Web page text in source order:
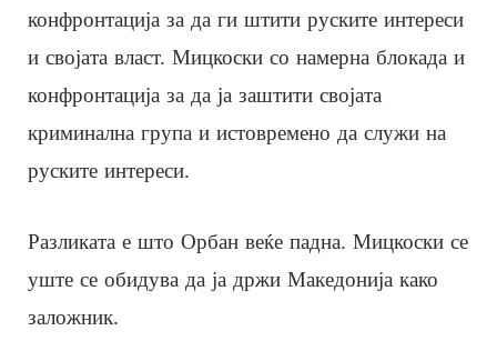
конфронтација за да ги штити руските интереси
и својата власт. Мицкоски со намерна блокада и
конфронтација за да ја заштити својата
криминална група и истовремено да служи на
руските интереси.
Разликата е што Орбан веќе падна. Мицкоски се
уште се обидува да ја држи Македонија како
заложник.